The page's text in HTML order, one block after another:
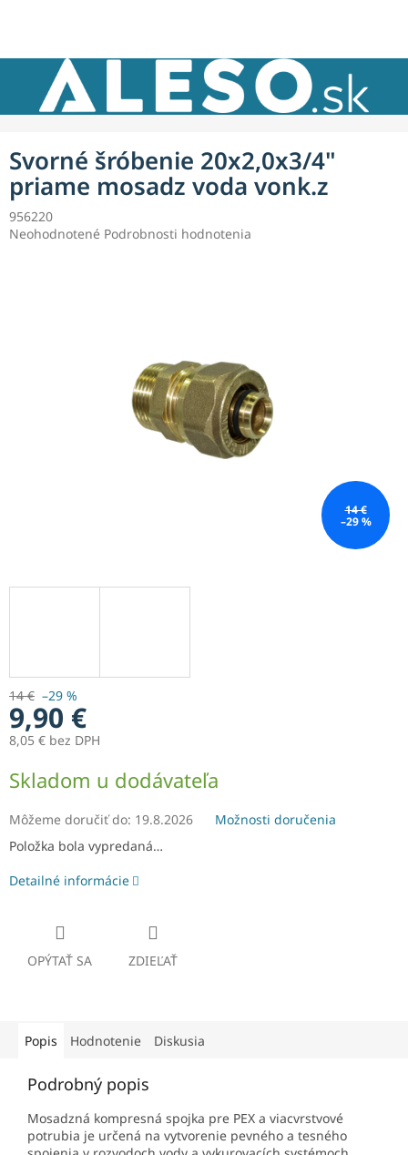
Svorné šróbenie 20x2,0x3/4"
priame mosadz voda vonk.z
956220
Priemerné
Neohodnotené Podrobnosti hodnotenia
14 €
–29 %
14 € –29 %
9,90 €
8,05 € bez DPH
cena:
Skladom u dodávateľa
Môžeme doručiť do: 19.8.2026
Možnosti doručenia
Položka bola vypredaná…
Detailné informácie
OPÝTAŤ SA ZDIEĽAŤ
Popis Hodnotenie Diskusia
Podrobný popis
Mosadzná kompresná spojka pre PEX a viacvrstvové
potrubia je určená na vytvorenie pevného a tesného